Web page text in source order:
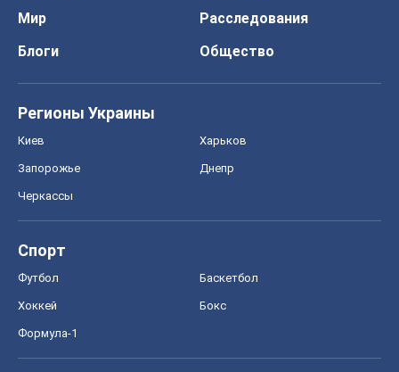
Мир
Расследования
Блоги
Общество
Регионы Украины
Киев Харьков
Запорожье Днепр
Черкассы
Спорт
Футбол Баскетбол
Хоккей Бокс
Формула-1